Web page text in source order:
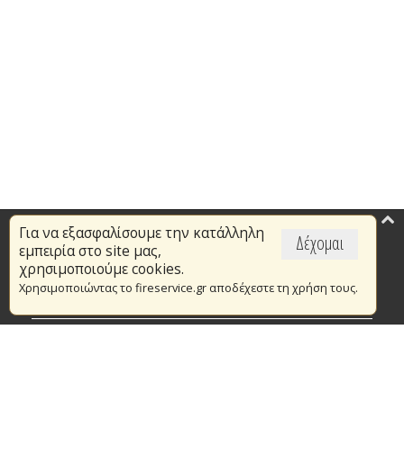
Δέχομαι
Για να εξασφαλίσουμε την κατάλληλη
εμπειρία στο site μας,
χρησιμοποιούμε cookies.
Χρησιμοποιώντας το fireservice.gr αποδέχεστε τη χρήση τους.
Επικαιρότητα
Το Πυροσβεστικό Σώμα